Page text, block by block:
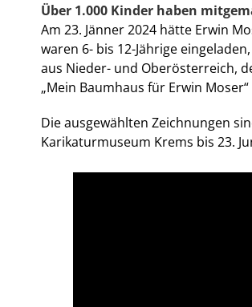
Über 1.000 Kinder haben
Am 23. Jänner 2024 hätte Erwin
waren 6- bis 12-Jährige
aus Nieder- und Oberösterreich,
„Mein Baumhaus für Erwin
Die ausgewählten Zeichnungen
Karikaturmuseum Krems bis 23.